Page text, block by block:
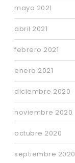
mayo 2021
abril 2021
febrero 2021
enero 2021
diciembre 2020
noviembre 2020
octubre 2020
septiembre 2020